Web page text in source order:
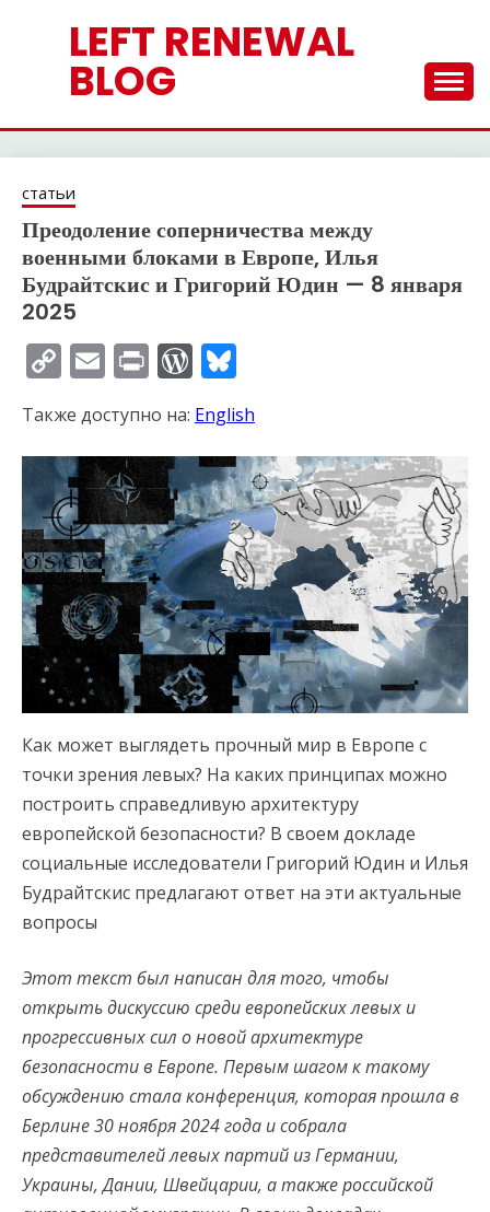
содержимомуLEFT RENEWAL
BLOG
статьи
Преодоление соперничества между
военными блоками в Европе, Илья
Будрайтскис и Григорий Юдин — 8 января
2025
CopyEmailPrintWordPress
Также доступно на: English
Как может выглядеть прочный мир в Европе с
точки зрения левых? На каких принципах можно
построить справедливую архитектуру
европейской безопасности? В своем докладе
социальные исследователи Григорий Юдин и Илья
Будрайтскис предлагают ответ на эти актуальные
вопросы
Этот текст был написан для того, чтобы
открыть дискуссию среди европейских левых и
прогрессивных сил о новой архитектуре
безопасности в Европе. Первым шагом к такому
обсуждению стала конференция, которая прошла в
Берлине 30 ноября 2024 года и собрала
представителей левых партий из Германии,
Украины, Дании, Швейцарии, а также российской